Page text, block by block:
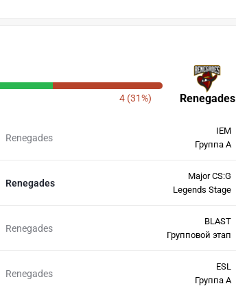
Renegades
4 (31%)
Renegades
IEM
Группа A
Renegades
Major CS:G
Legends Stage
Renegades
BLAST
Групповой этап
Renegades
ESL
Группа A